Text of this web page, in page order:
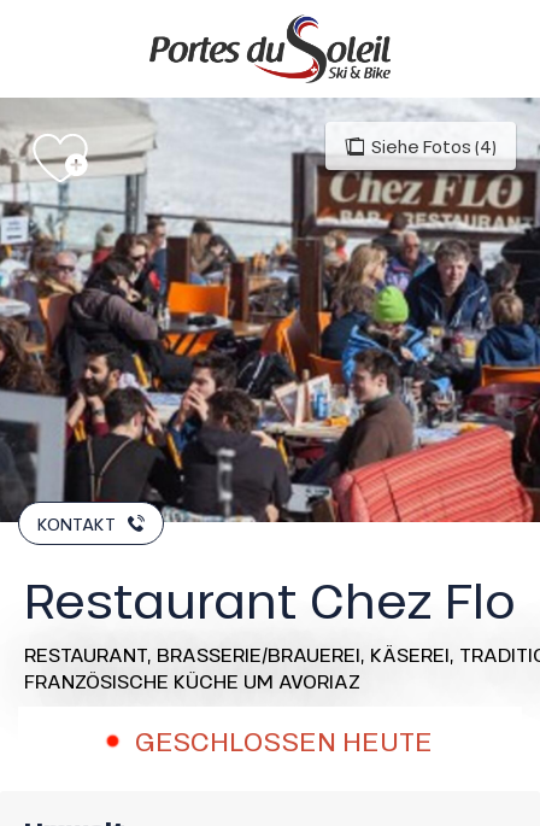
principal
Siehe Fotos (4)
KONTAKT
Restaurant Chez Flo
RESTAURANT, BRASSERIE/BRAUEREI, KÄSEREI,
FRANZÖSISCHE KÜCHE UM AVORIAZ
GESCHLOSSEN HEUTE